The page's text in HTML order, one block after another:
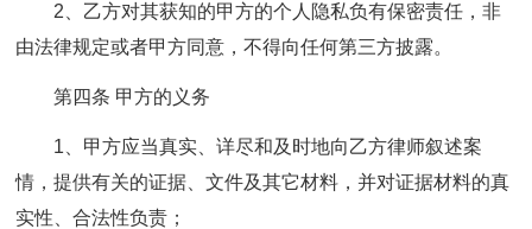
2、乙方对其获知的甲方的个人隐私负有保密责任，非
由法律规定或者甲方同意，不得向任何第三方披露。
第四条 甲方的义务
1、甲方应当真实、详尽和及时地向乙方律师叙述案
情，提供有关的证据、文件及其它材料，并对证据材料的真
实性、合法性负责；